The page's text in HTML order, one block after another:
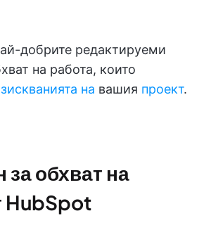
добрите редактируеми
на работа, които
на вашия проект.
обхват на
HubSpot